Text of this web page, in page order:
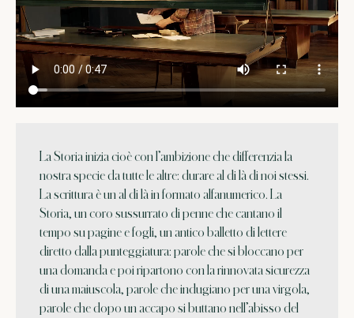
La Storia inizia cioè con l’ambizione che differenzia la
nostra specie da tutte le altre: durare al di là di noi stessi.
La scrittura è un al di là in formato alfanumerico. La
Storia, un coro sussurrato di penne che cantano il
tempo su pagine e fogli, un antico balletto di lettere
diretto dalla punteggiatura: parole che si bloccano per
una domanda e poi ripartono con la rinnovata sicurezza
di una maiuscola, parole che indugiano per una virgola,
parole che dopo un accapo si buttano nell’abisso del